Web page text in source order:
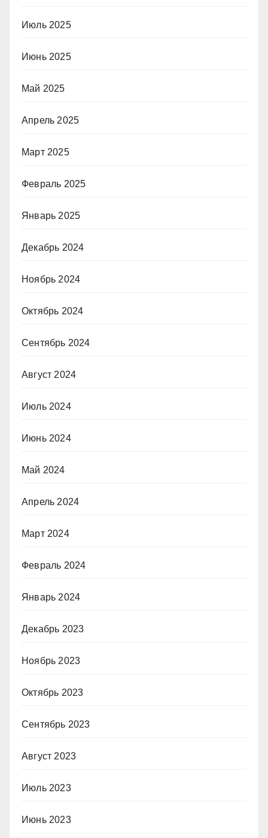
Июль 2025
Июнь 2025
Май 2025
Апрель 2025
Март 2025
Февраль 2025
Январь 2025
Декабрь 2024
Ноябрь 2024
Октябрь 2024
Сентябрь 2024
Август 2024
Июль 2024
Июнь 2024
Май 2024
Апрель 2024
Март 2024
Февраль 2024
Январь 2024
Декабрь 2023
Ноябрь 2023
Октябрь 2023
Сентябрь 2023
Август 2023
Июль 2023
Июнь 2023